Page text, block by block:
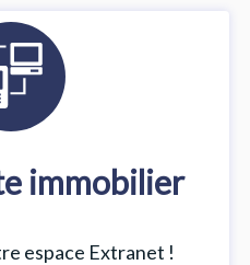
immobilier
espace Extranet !